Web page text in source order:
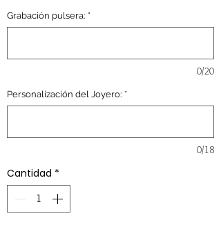
Grabación pulsera: *
0/20
Personalización del Joyero: *
0/18
Cantidad *